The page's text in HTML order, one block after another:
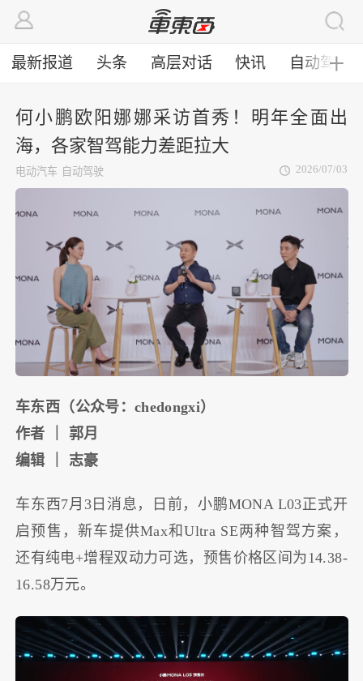
最新报道 头条 高层对话 快讯 自动驾驶
╋
何小鹏欧阳娜娜采访首秀！明年全面出
海，各家智驾能力差距拉大
电动汽车 自动驾驶 2026/07/03
车东西（公众号：chedongxi）
作者 ｜ 郭月
编辑 ｜ 志豪
车东西7月3日消息，日前，小鹏MONA L03正式开
启预售，新车提供Max和Ultra SE两种智驾方案，
还有纯电+增程双动力可选，预售价格区间为14.38-
16.58万元。